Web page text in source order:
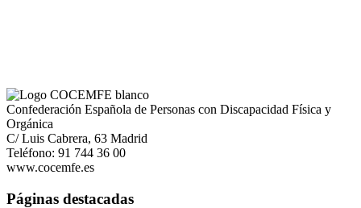
Confederación Española de Personas con Discapacidad Física y
Orgánica
C/ Luis Cabrera, 63 Madrid
Teléfono: 91 744 36 00
www.cocemfe.es
Páginas destacadas